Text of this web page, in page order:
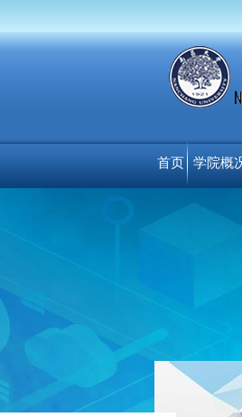
首页 学院概